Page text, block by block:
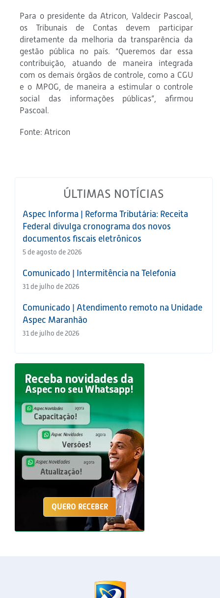
Para o presidente da Atricon, Valdecir Pascoal,
os Tribunais de Contas devem participar
diretamente da melhoria da transparência da
gestão pública no país. “Queremos dar essa
contribuição, atuando de maneira integrada
com os demais órgãos de controle, como a CGU
e o MPOG, de maneira a estimular o controle
social das informações públicas”, afirmou
Pascoal.
Fonte: Atricon
ÚLTIMAS NOTÍCIAS
Aspec Informa | Reforma Tributária: Receita
Federal divulga cronograma dos novos
documentos fiscais eletrônicos
5 de agosto de 2026
Comunicado | Intermitência na Telefonia
31 de julho de 2026
Comunicado | Atendimento remoto na Unidade
Aspec Maranhão
31 de julho de 2026
QUERO RECEBER